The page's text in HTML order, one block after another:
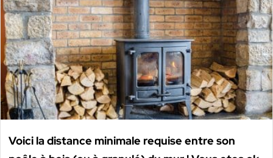
Voici la distance minimale requise entre son